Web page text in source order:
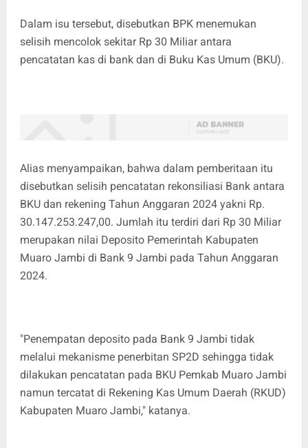
Dalam isu tersebut, disebutkan BPK menemukan
selisih mencolok sekitar Rp 30 Miliar antara
pencatatan kas di bank dan di Buku Kas Umum (BKU).
Alias menyampaikan, bahwa dalam pemberitaan itu
disebutkan selisih pencatatan rekonsiliasi Bank antara
BKU dan rekening Tahun Anggaran 2024 yakni Rp.
30.147.253.247,00. Jumlah itu terdiri dari Rp 30 Miliar
merupakan nilai Deposito Pemerintah Kabupaten
Muaro Jambi di Bank 9 Jambi pada Tahun Anggaran
2024.
"Penempatan deposito pada Bank 9 Jambi tidak
melalui mekanisme penerbitan SP2D sehingga tidak
dilakukan pencatatan pada BKU Pemkab Muaro Jambi
namun tercatat di Rekening Kas Umum Daerah (RKUD)
Kabupaten Muaro Jambi," katanya.